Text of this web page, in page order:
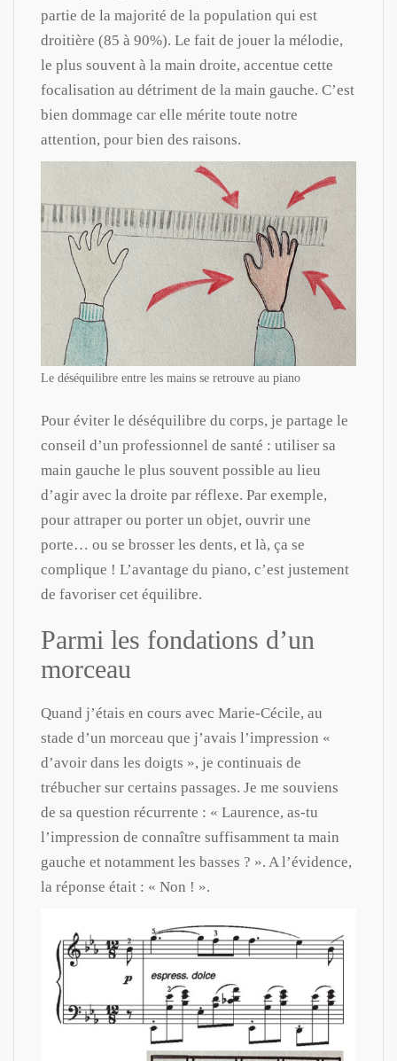
partie de la majorité de la population qui est
droitière (85 à 90%). Le fait de jouer la mélodie,
le plus souvent à la main droite, accentue cette
focalisation au détriment de la main gauche. C’est
bien dommage car elle mérite toute notre
attention, pour bien des raisons.
Le déséquilibre entre les mains se retrouve au piano
Pour éviter le déséquilibre du corps, je partage le
conseil d’un professionnel de santé : utiliser sa
main gauche le plus souvent possible au lieu
d’agir avec la droite par réflexe. Par exemple,
pour attraper ou porter un objet, ouvrir une
porte… ou se brosser les dents, et là, ça se
complique ! L’avantage du piano, c’est justement
de favoriser cet équilibre.
Parmi les fondations d’un
morceau
Quand j’étais en cours avec Marie-Cécile, au
stade d’un morceau que j’avais l’impression «
d’avoir dans les doigts », je continuais de
trébucher sur certains passages. Je me souviens
de sa question récurrente : « Laurence, as-tu
l’impression de connaître suffisamment ta main
gauche et notamment les basses ? ». A l’évidence,
la réponse était : « Non ! ».